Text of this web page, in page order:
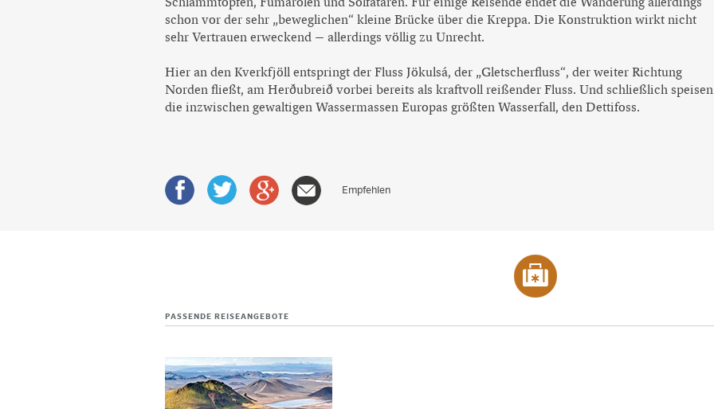
schon vor der sehr „beweglichen“ kleine Brücke über die Kreppa. Die Konstruktion wirkt nicht
sehr Vertrauen erweckend – allerdings völlig zu Unrecht.
Hier an den Kverkfjöll entspringt der Fluss Jökulsá, der „Gletscherfluss“, der weiter Richtung
Norden fließt, am Herðubreið vorbei bereits als kraftvoll reißender Fluss. Und schließlich speisen
die inzwischen gewaltigen Wassermassen Europas größten Wasserfall, den Dettifoss.
Empfehlen
PASSENDE REISEANGEBOTE